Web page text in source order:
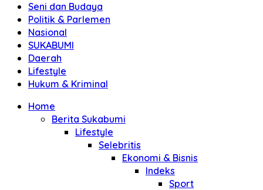
Seni dan Budaya
Politik & Parlemen
Nasional
SUKABUMI
Daerah
Lifestyle
Hukum & Kriminal
Home
Berita Sukabumi
Lifestyle
Selebritis
Ekonomi & Bisnis
Indeks
Sport